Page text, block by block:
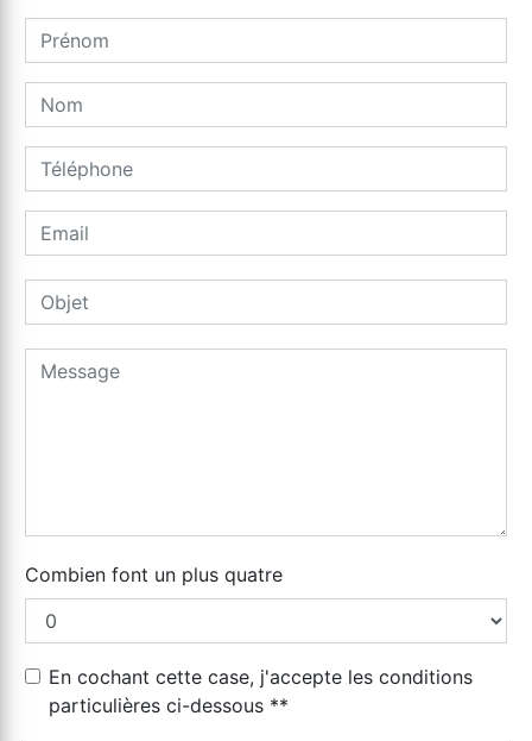
Combien font un plus quatre
En cochant cette case, j'accepte les conditions
particulières ci-dessous **